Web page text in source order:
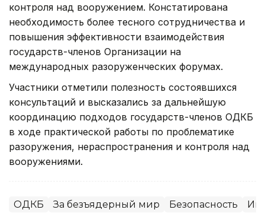
контроля над вооружением. Констатирована
необходимость более тесного сотрудничества и
повышения эффективности взаимодействия
государств-членов Организации на
международных разоруженческих форумах.
Участники отметили полезность состоявшихся
консультаций и высказались за дальнейшую
координацию подходов государств-членов ОДКБ
в ходе практической работы по проблематике
разоружения, нераспространения и контроля над
вооружениями.
ОДКБ За безъядерный мир Безопасность